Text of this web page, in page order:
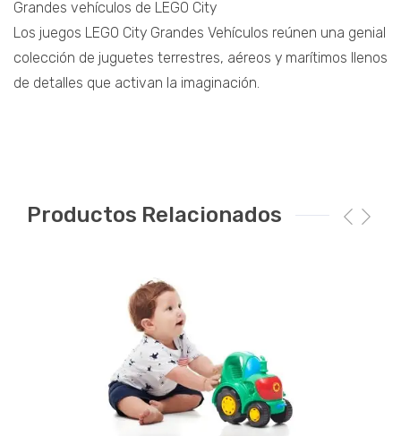
Grandes vehículos de LEGO City
Los juegos LEGO City Grandes Vehículos reúnen una genial
colección de juguetes terrestres, aéreos y marítimos llenos
de detalles que activan la imaginación.
Productos Relacionados